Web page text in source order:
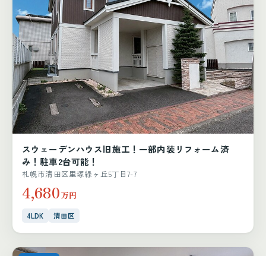
スウェーデンハウス旧施工！一部内装リフォーム済
み！駐車2台可能！
札幌市清田区里塚緑ヶ丘5丁目7-7
4,680万円
4LDK 清田区